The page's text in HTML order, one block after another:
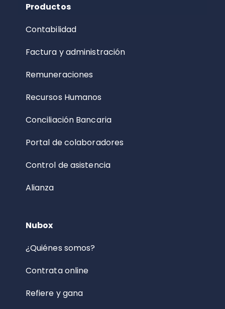
Productos
Contabilidad
Factura y administración
Remuneraciones
Recursos Humanos
Conciliación Bancaria
Portal de colaboradores
Control de asistencia
Alianza
Nubox
¿Quiénes somos?
Contrata online
Refiere y gana